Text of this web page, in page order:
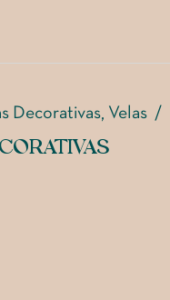
Decorativas, Velas /